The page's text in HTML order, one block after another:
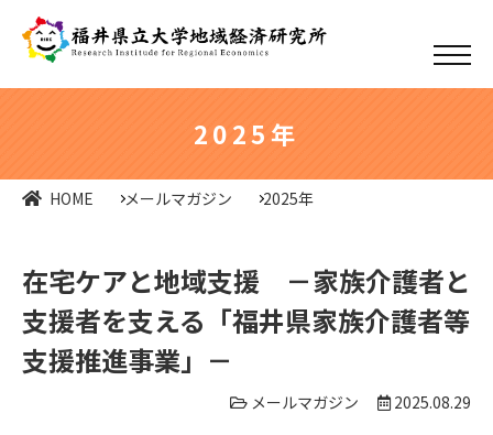
2025年
HOME メールマガジン 2025年
在宅ケアと地域支援 －家族介護者と
支援者を支える「福井県家族介護者等
支援推進事業」－
メールマガジン 2025.08.29